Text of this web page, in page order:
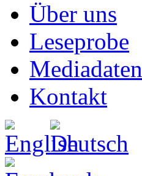
Über uns
Leseprobe
Mediadaten
Kontakt